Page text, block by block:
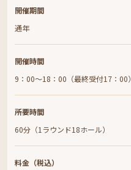
開催期間
通年
開催時間
9：00～18：00（最終受付17：00）
所要時間
60分（1ラウンド18ホール）
料金（税込）